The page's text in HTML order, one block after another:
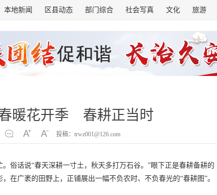
本地新闻 区县动态 部门综合 社会写真 文化 旅游
暖花开季 春耕正当时
投稿：trwz001@126.com
俗话说“春天深耕一寸土，秋天多打万石谷。”眼下正是春耕备耕的
在广袤的田野上，正铺展出一幅不负农时、不负春光的“春耕图”。